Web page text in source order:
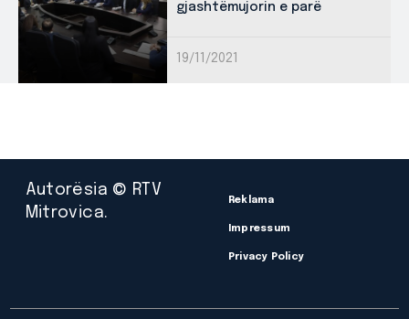
gjashtëmujorin e parë
19/11/2021
Autorësia © RTV
Mitrovica.
Reklama
Impressum
Privacy Policy